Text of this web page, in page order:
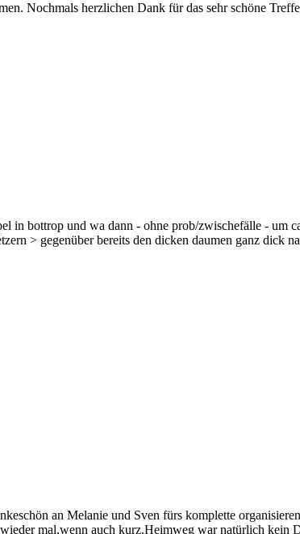
Nochmals herzlichen Dank für das sehr schöne
in bottrop und wa dann - ohne prob/zwischefälle - um
> gegenüber bereits den dicken daumen ganz dick
an Melanie und Sven fürs komplette
mal,wenn auch kurz.Heimweg war natürlich kein